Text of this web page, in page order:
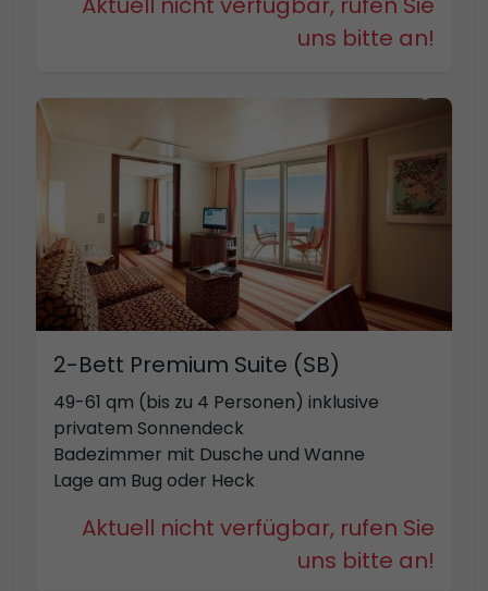
uns bitte an!
2-Bett Premium Suite (SB)
49-61 qm (bis zu 4 Personen) inklusive
privatem Sonnendeck
Badezimmer mit Dusche und Wanne
Lage am Bug oder Heck
Aktuell nicht verfügbar, rufen Sie
uns bitte an!